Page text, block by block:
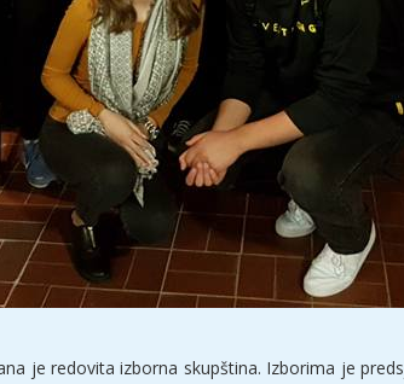
je redovita izborna skupština. Izborima je